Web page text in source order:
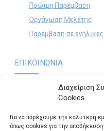
Διαχείριση
Cookies
Για να παρέχουμε την καλύτερη
όπως cookies για την
Πρώιμη Παρέμβαση
Οργάνωση Μελέτης
Παρέμβαση σε ενήλικες
ΕΠΙΚΟΙΝΩΝΙΑ
Παναγή Τσαλδάρη 60 &
Τηλ.: 2105725295